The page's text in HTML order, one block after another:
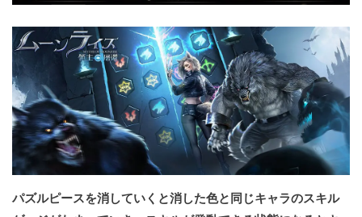
パズルピースを消していくと消した色と同じキャラのスキル